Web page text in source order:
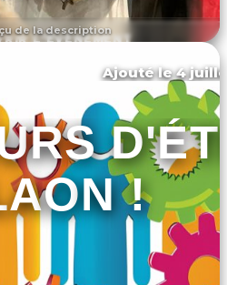
de la description
L'ÉVÉNEMENT
Ajouté le 4
!